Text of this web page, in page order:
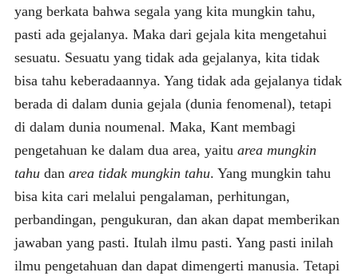
yang berkata bahwa segala yang kita mungkin tahu,
pasti ada gejalanya. Maka dari gejala kita mengetahui
sesuatu. Sesuatu yang tidak ada gejalanya, kita tidak
bisa tahu keberadaannya. Yang tidak ada gejalanya tidak
berada di dalam dunia gejala (dunia fenomenal), tetapi
di dalam dunia noumenal. Maka, Kant membagi
pengetahuan ke dalam dua area, yaitu area mungkin
tahudan area tidak mungkin tahu. Yang mungkin tahu
bisa kita cari melalui pengalaman, perhitungan,
perbandingan, pengukuran, dan akan dapat memberikan
jawaban yang pasti. Itulah ilmu pasti. Yang pasti inilah
ilmu pengetahuan dan dapat dimengerti manusia. Tetapi